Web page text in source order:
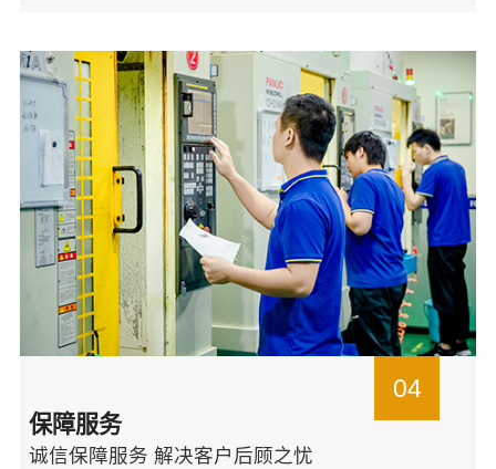
04
保障服务
诚信保障服务 解决客户后顾之忧